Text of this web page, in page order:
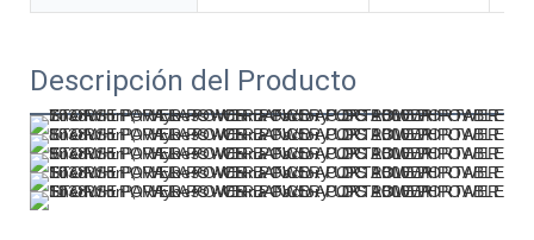
Descripción del Producto